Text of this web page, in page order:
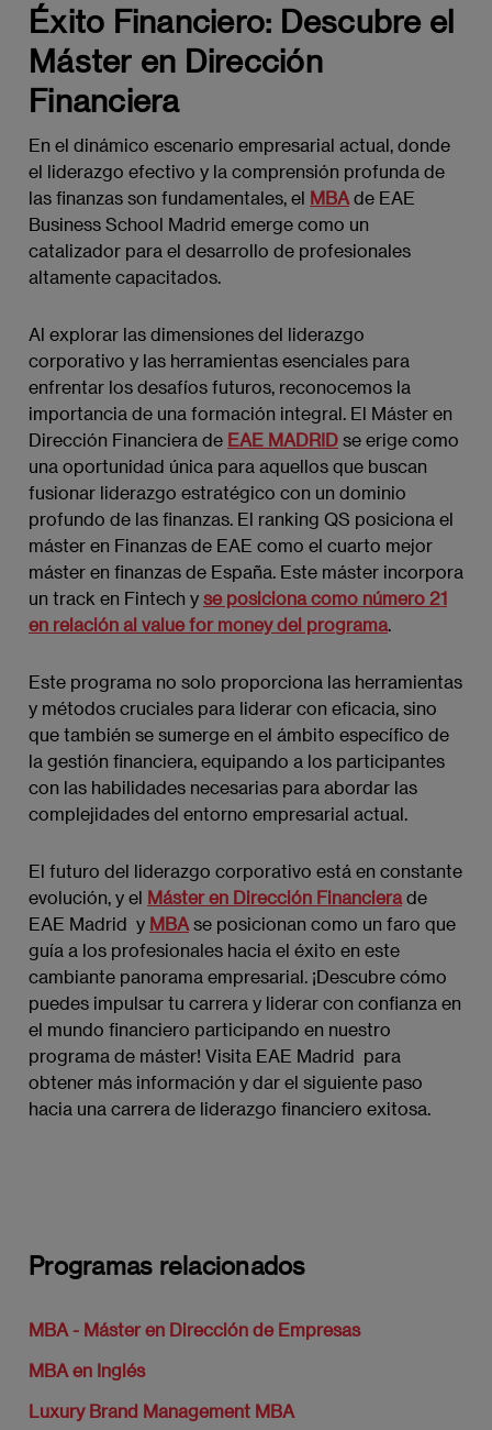
Éxito Financiero: Descubre el
Máster en Dirección
Financiera
En el dinámico escenario empresarial actual, donde
el liderazgo efectivo y la comprensión profunda de
las finanzas son fundamentales, el MBA de EAE
Business School Madrid emerge como un
catalizador para el desarrollo de profesionales
altamente capacitados.
Al explorar las dimensiones del liderazgo
corporativo y las herramientas esenciales para
enfrentar los desafíos futuros, reconocemos la
importancia de una formación integral. El Máster en
Dirección Financiera de EAE MADRID se erige como
una oportunidad única para aquellos que buscan
fusionar liderazgo estratégico con un dominio
profundo de las finanzas. El ranking QS posiciona el
máster en Finanzas de EAE como el cuarto mejor
máster en finanzas de España. Este máster incorpora
un track en Fintech y se posiciona como número 21
en relación al value for money del programa.
Este programa no solo proporciona las herramientas
y métodos cruciales para liderar con eficacia, sino
que también se sumerge en el ámbito específico de
la gestión financiera, equipando a los participantes
con las habilidades necesarias para abordar las
complejidades del entorno empresarial actual.
El futuro del liderazgo corporativo está en constante
evolución, y el Máster en Dirección Financierade
EAE Madrid y MBA se posicionan como un faro que
guía a los profesionales hacia el éxito en este
cambiante panorama empresarial. ¡Descubre cómo
puedes impulsar tu carrera y liderar con confianza en
el mundo financiero participando en nuestro
programa de máster! Visita EAE Madrid para
obtener más información y dar el siguiente paso
hacia una carrera de liderazgo financiero exitosa.
Programas relacionados
MBA - Máster en Dirección de Empresas
MBA en Inglés
Luxury Brand Management MBA